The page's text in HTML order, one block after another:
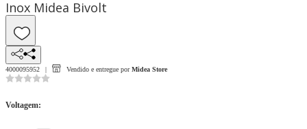
Inox Midea Bivolt
4000095952 Vendido e entregue por Midea Store
Voltagem: